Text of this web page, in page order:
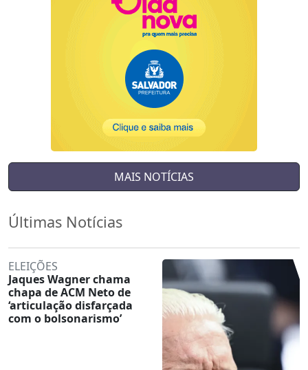
MAIS NOTÍCIAS
Últimas Notícias
ELEIÇÕES
Jaques Wagner chama
chapa de ACM Neto de
‘articulação disfarçada
com o bolsonarismo’